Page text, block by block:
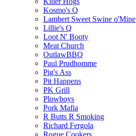
Kosmo's Q
Lambert Sweet Swine o'Mine
Lillie's Q
Loot N' Booty
Meat Church
OutlawBBQ
Paul Prudhomme
Pig's Ass
Pit Happens
PK Grill
Plowboys
Pork Mafia
R Butts R Smoking
Richard Fergola
Rogue Cookers